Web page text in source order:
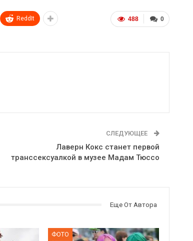
0
488
ReddIt
СЛЕДУЮЩЕЕ
Лаверн Кокс станет первой
транссексуалкой в музее Мадам Тюссо
Еще От Автора
ФОТО